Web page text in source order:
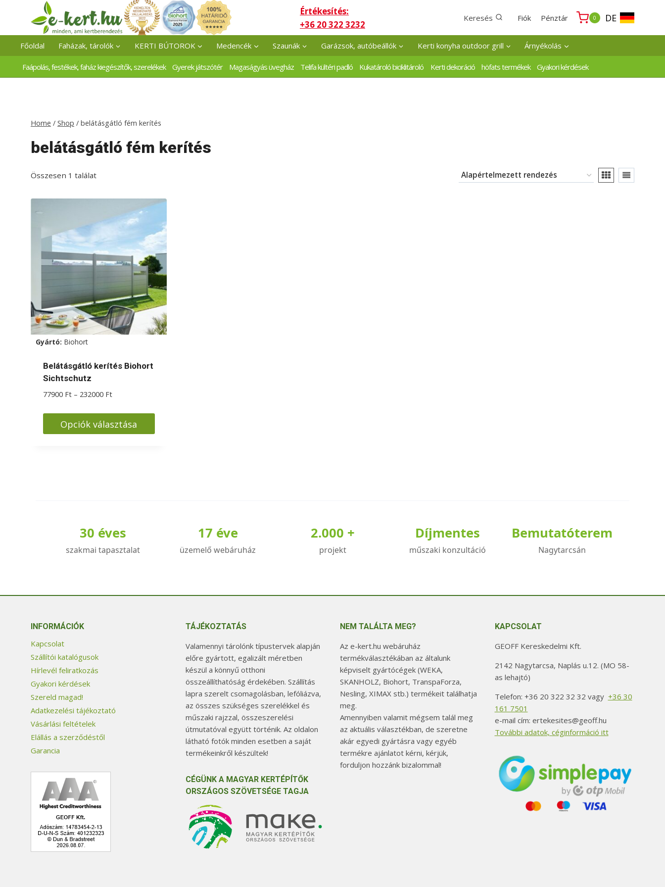
content
Értékesítés:
+36 20 322 3232
Keresés Fiók Pénztár 0 DE
Főoldal Faházak, tárolók KERTI BÚTOROK Medencék Szaunák Garázsok, autóbeállók Kerti konyha outdoor grill Árnyékolás
Faápolás, festékek, faház kiegészítők, szerelékek Gyerek játszótér Magaságyás üvegház Telifa kültéri padló Kukatároló biciklitároló Kerti dekoráció höfats termékek Gyakori kérdések
Home / Shop / belátásgátló fém kerítés
belátásgátló fém kerítés
Összesen 1 találat
Gyártó: Biohort
Belátásgátló kerítés Biohort
Sichtschutz
77900 Ft – 232000 FtÁrtartomány:
-
232000 Ft
Opciók választása
változatok30 éves
szakmai tapasztalat
17 éve
üzemelő webáruház
2.000 +
projekt
Díjmentes
műszaki konzultáció
Bemutatóterem
Nagytarcsán
INFORMÁCIÓK
Kapcsolat
Szállítói katalógusok
Hírlevél feliratkozás
Gyakori kérdések
Szereld magad!
Adatkezelési tájékoztató
Vásárlási feltételek
Elállás a szerződéstől
Garancia
TÁJÉKOZTATÁS
Valamennyi tárolónk típustervek alapján
előre gyártott, egalizált méretben
készül a könnyű otthoni
összeállíthatóság érdekében. Szállítás
lapra szerelt csomagolásban, lefóliázva,
az összes szükséges szerelékkel és
műszaki rajzzal, összeszerelési
útmutatóval együtt történik. Az oldalon
látható fotók minden esetben a saját
termékeinkről készültek!
CÉGÜNK A MAGYAR KERTÉPÍTŐK
ORSZÁGOS SZÖVETSÉGE TAGJA
NEM TALÁLTA MEG?
Az e-kert.hu webáruház
termékválasztékában az általunk
képviselt gyártócégek (WEKA,
SKANHOLZ, Biohort, TranspaForza,
Nesling, XIMAX stb.) termékeit találhatja
meg.
Amennyiben valamit mégsem talál meg
az aktuális választékban, de szeretne
akár egyedi gyártásra vagy egyéb
termékre ajánlatot kérni, kérjük,
forduljon hozzánk bizalommal!
KAPCSOLAT
GEOFF Kereskedelmi Kft.
2142 Nagytarcsa, Naplás u.12. (MO 58-
as lehajtó)
Telefon: +36 20 322 32 32 vagy +36 30
161 7501
e-mail cím: ertekesites@geoff.hu
További adatok, céginformáció itt